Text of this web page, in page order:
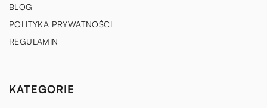
BLOG
POLITYKA PRYWATNOŚCI
REGULAMIN
KATEGORIE